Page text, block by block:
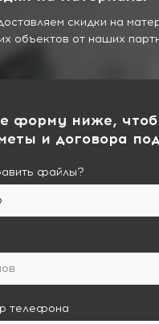
скидки на
объектов от наших
форму ниже,
и договора
файлы?
телефона